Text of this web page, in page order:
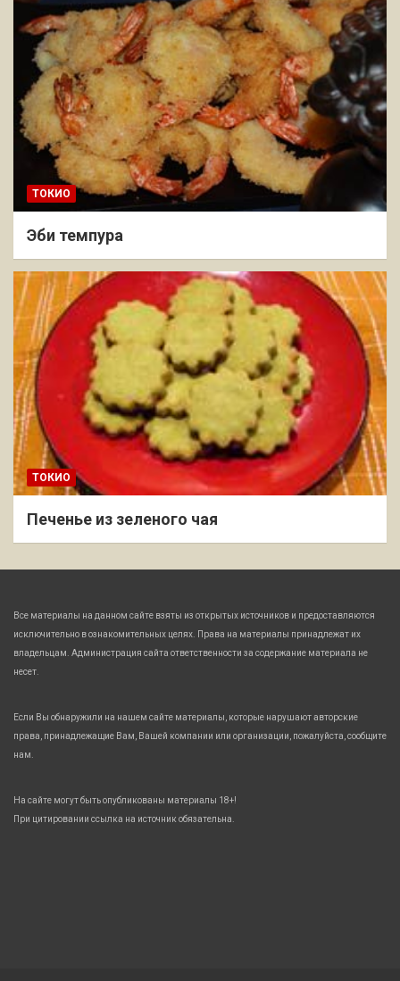
ТОКИО
Эби темпура
ТОКИО
Печенье из зеленого чая
Все материалы на данном сайте взяты из открытых источников и предоставляются
исключительно в ознакомительных целях. Права на материалы принадлежат их
владельцам. Администрация сайта ответственности за содержание материала не
несет.
Если Вы обнаружили на нашем сайте материалы, которые нарушают авторские
права, принадлежащие Вам, Вашей компании или организации, пожалуйста, сообщите
нам.
На сайте могут быть опубликованы материалы 18+!
При цитировании ссылка на источник обязательна.